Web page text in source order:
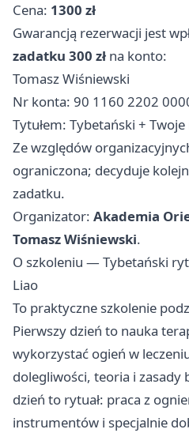
Cena: 1300 zł
Gwarancją rezerwacji jest
zadatku 300 zł na konto:
Tomasz Wiśniewski
Nr konta: 90 1160 2202
Tytułem: Tybetański +
Ze względów
ograniczona; decyduje
zadatku.
Organizator: Akademia
Tomasz Wiśniewski.
O szkoleniu — Tybetański
Liao
To praktyczne szkolenie
Pierwszy dzień to nauka
wykorzystać ogień w
dolegliwości, teoria i zasady
dzień to rytuał: praca z
instrumentów i specjalnie